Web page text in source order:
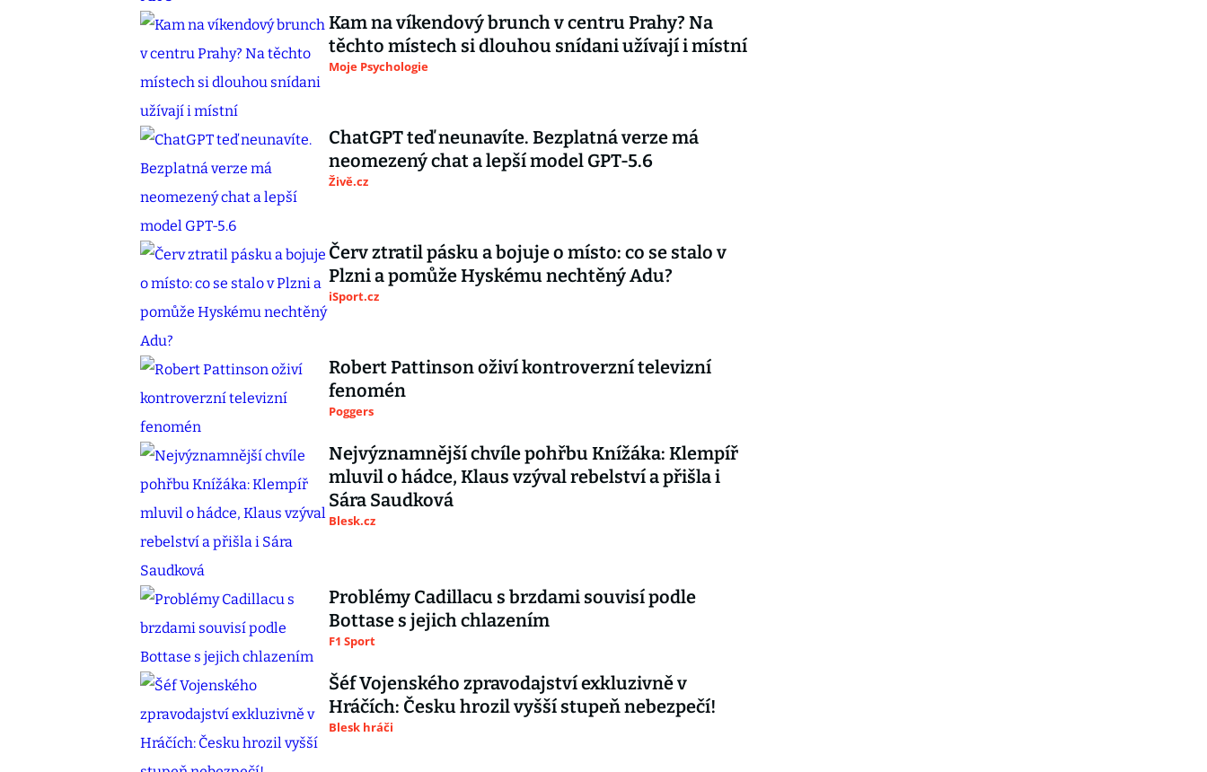
Kam na víkendový brunch v centru Prahy? Na
těchto místech si dlouhou snídani užívají i místní
Moje Psychologie
ChatGPT teď neunavíte. Bezplatná verze má
neomezený chat a lepší model GPT-5.6
Živě.cz
Červ ztratil pásku a bojuje o místo: co se stalo v
Plzni a pomůže Hyskému nechtěný Adu?
iSport.cz
Robert Pattinson oživí kontroverzní televizní
fenomén
Poggers
Nejvýznamnější chvíle pohřbu Knížáka: Klempíř
mluvil o hádce, Klaus vzýval rebelství a přišla i
Sára Saudková
Blesk.cz
Problémy Cadillacu s brzdami souvisí podle
Bottase s jejich chlazením
F1 Sport
Šéf Vojenského zpravodajství exkluzivně v
Hráčích: Česku hrozil vyšší stupeň nebezpečí!
Blesk hráči